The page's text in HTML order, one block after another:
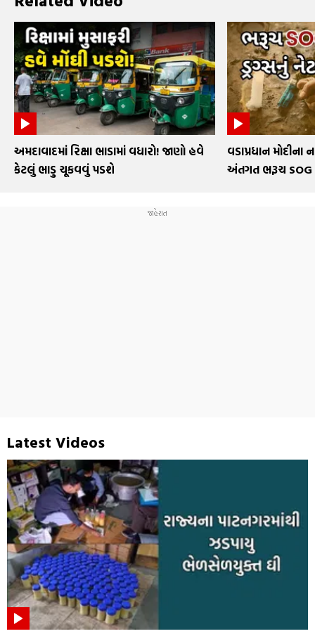
અમદાવાદમાં રિક્ષા ભાડામાં વધારો! જાણો હવે
કેટલું ભાડુ ચૂકવવું પડશે
વડાપ્રધાન
અંતગત ભરૂચ SOG
Latest Videos